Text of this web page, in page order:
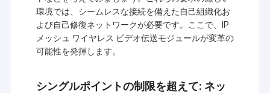
環境では、シームレスな接続を備えた自己組織化お
よび自己修復ネットワークが必要です。ここで、IP
メッシュ ワイヤレス ビデオ伝送モジュールが変革の
可能性を発揮します。
シングルポイントの制限を超えて: ネッ